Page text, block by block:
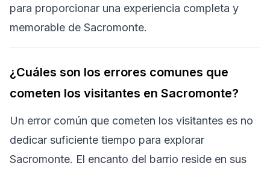
para proporcionar una experiencia completa y
memorable de Sacromonte.
¿Cuáles son los errores comunes que
cometen los visitantes en Sacromonte?
Un error común que cometen los visitantes es no
dedicar suficiente tiempo para explorar
Sacromonte. El encanto del barrio reside en sus